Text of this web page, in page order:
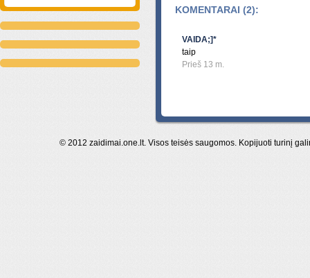
KOMENTARAI (2):
VAIDA;]*
taip
Prieš 13 m.
© 2012 zaidimai.one.lt. Visos teisės saugomos. Kopijuoti turinį